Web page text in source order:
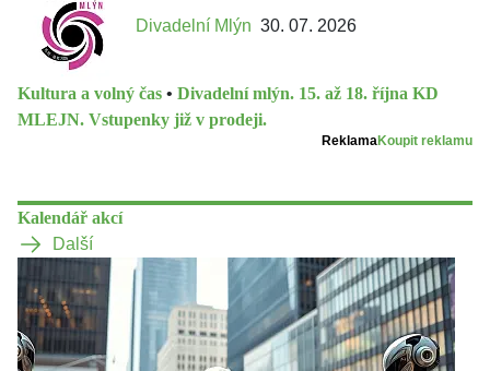
Divadelní Mlýn 30. 07. 2026
Kultura a volný čas • Divadelní mlýn. 15. až 18. října KD
MLEJN. Vstupenky již v prodeji.
ReklamaKoupit reklamu
Kalendář akcí
Další